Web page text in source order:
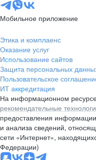
Мобильное приложение
Этика и комплаенс
Оказание услуг
Использование сайтов
Защита персональных
Пользовательское
ИТ аккредитация
На информационном
рекомендательные
предоставления
и анализа сведений,
сети «Интернет»,
Федерации)